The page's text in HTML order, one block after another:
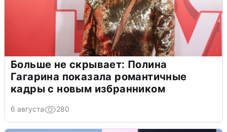
Больше не скрывает: Полина
Гагарина показала романтичные
кадры с новым избранником
6 августа 280